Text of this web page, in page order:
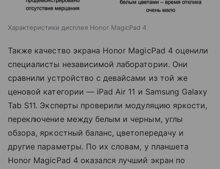
Характеристики дисплея Honor MagicPad 4
Также качество экрана Honor MagicPad 4 оценили
специалисты независимой лаборатории. Они
сравнили устройство с девайсами из той же
ценовой категории — iPad Air 11 и Samsung Galaxy
Tab S11. Эксперты проверили модуляцию яркости,
переключение между белым и черным, углы
обзора, яркостный баланс, цветопередачу и
другие параметры. По их словам, у планшета
Honor MagicPad 4 оказался лучший экран по